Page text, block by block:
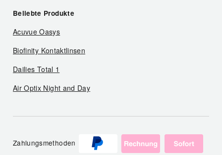
Beliebte Produkte
Acuvue Oasys
Biofinity Kontaktlinsen
Dailies Total 1
Air Optix Night and Day
Zahlungsmethoden